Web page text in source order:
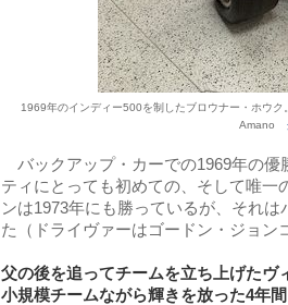
1969年のインディー500を制したブロウナー・ホウ
Amano
バックアップ・カーでの1969年の優
ティにとっても初めての、そして唯一
ンは1973年にも勝っているが、それ
た（ドライヴァーはゴードン・ジョン
父の後を追ってチームを立ち上げたヴ
小規模チームながら輝きを放った4年間